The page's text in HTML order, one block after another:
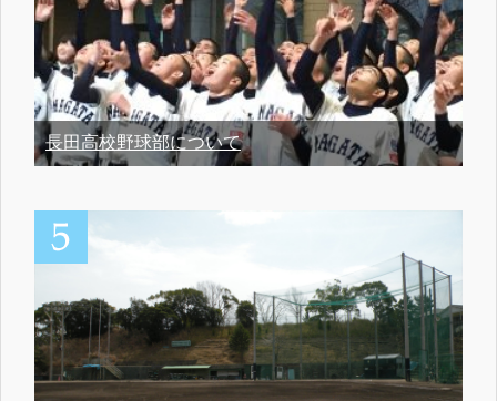
長田高校野球部について